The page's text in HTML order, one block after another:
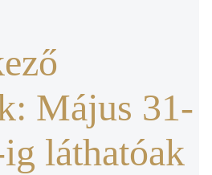
Május 31-
láthatóak